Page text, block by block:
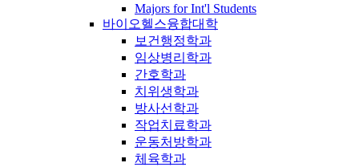
Majors for Int'l Students
바이오헬스융합대학
보건행정학과
임상병리학과
간호학과
치위생학과
방사선학과
작업치료학과
운동처방학과
체육학과